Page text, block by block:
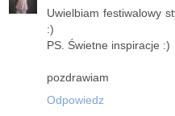
Uwielbiam festiwalowy
:)
PS. Świetne inspiracje :)
pozdrawiam
Odpowiedz